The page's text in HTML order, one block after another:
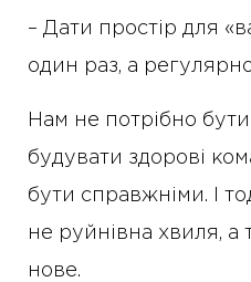
– Дати простір для
один раз, а
Нам не потрібно
будувати здорові
бути справжніми. І
не руйнівна хвиля, а
нове.